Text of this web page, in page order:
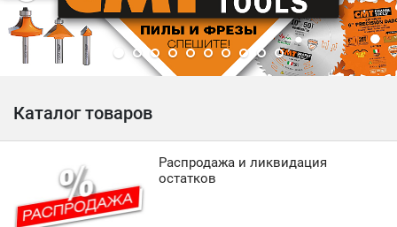
Каталог товаров
Распродажа и ликвидация
остатков